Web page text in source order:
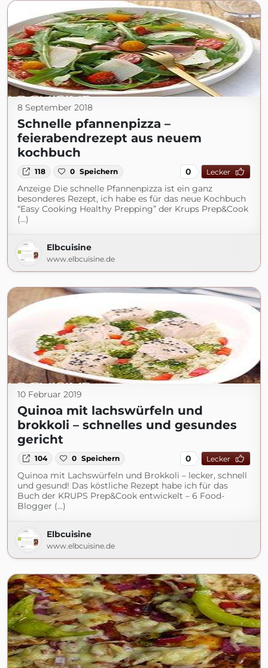
8 September 2018
Schnelle pfannenpizza –
feierabendrezept aus neuem
kochbuch
118 0 Speichern 0 Lecker
Anzeige Die schnelle Pfannenpizza ist ein ganz
besonderes Rezept, ich habe es für das neue Kochbuch
“Easy Cooking Healthy Prepping” der Krups Prep&Cook
(...)
Elbcuisine
www.elbcuisine.de
10 Februar 2019
Quinoa mit lachswürfeln und
brokkoli – schnelles und gesundes
gericht
104 0 Speichern 0 Lecker
Quinoa mit Lachswürfeln und Brokkoli – lecker, schnell
und gesund! Das köstliche Rezept habe ich für das
Buch der KRUPS Prep&Cook entwickelt – 6 Food-
Blogger (...)
Elbcuisine
www.elbcuisine.de